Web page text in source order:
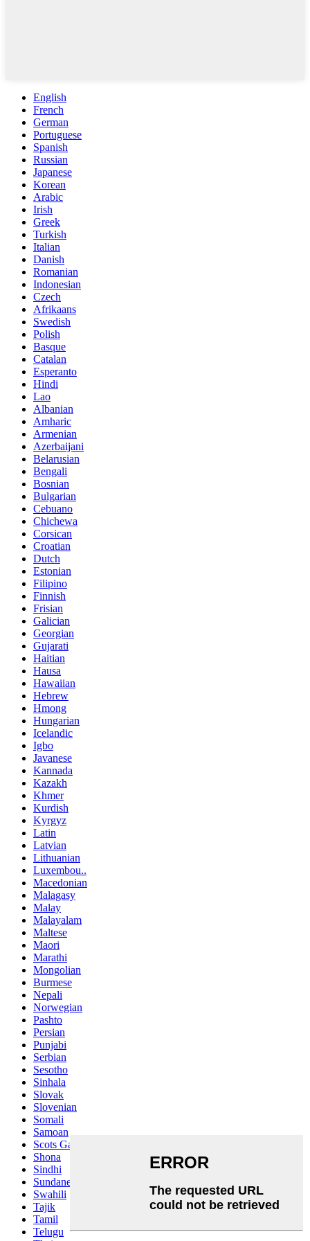
English
French
German
Portuguese
Spanish
Russian
Japanese
Korean
Arabic
Irish
Greek
Turkish
Italian
Danish
Romanian
Indonesian
Czech
Afrikaans
Swedish
Polish
Basque
Catalan
Esperanto
Hindi
Lao
Albanian
Amharic
Armenian
Azerbaijani
Belarusian
Bengali
Bosnian
Bulgarian
Cebuano
Chichewa
Corsican
Croatian
Dutch
Estonian
Filipino
Finnish
Frisian
Galician
Georgian
Gujarati
Haitian
Hausa
Hawaiian
Hebrew
Hmong
Hungarian
Icelandic
Igbo
Javanese
Kannada
Kazakh
Khmer
Kurdish
Kyrgyz
Latin
Latvian
Lithuanian
Luxembou..
Macedonian
Malagasy
Malay
Malayalam
Maltese
Maori
Marathi
Mongolian
Burmese
Nepali
Norwegian
Pashto
Persian
Punjabi
Serbian
Sesotho
Sinhala
Slovak
Slovenian
Somali
Samoan
Scots Gaelic
Shona
Sindhi
Sundanese
Swahili
Tajik
Tamil
Telugu